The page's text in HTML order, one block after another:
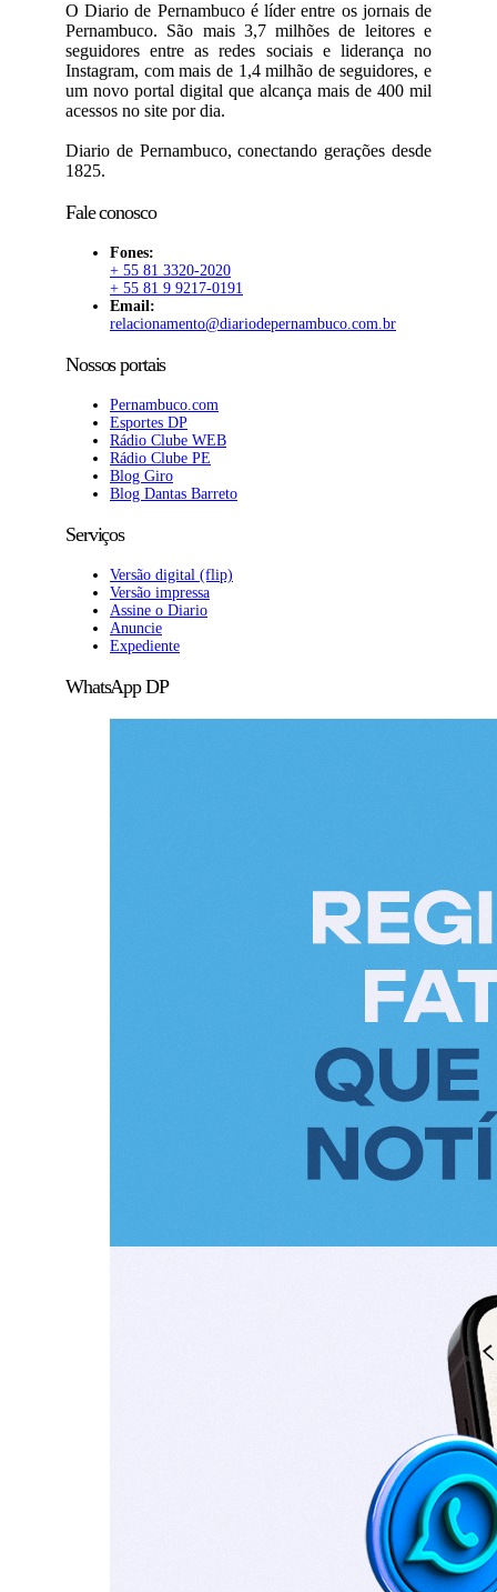
O Diario de Pernambuco é líder entre os jornais de
Pernambuco. São mais 3,7 milhões de leitores e
seguidores entre as redes sociais e liderança no
Instagram, com mais de 1,4 milhão de seguidores, e
um novo portal digital que alcança mais de 400 mil
acessos no site por dia.
Diario de Pernambuco, conectando gerações desde
1825.
Fale conosco
Fones:
+ 55 81 3320-2020
+ 55 81 9 9217-0191
Email:
relacionamento@diariodepernambuco.com.br
Nossos portais
Pernambuco.com
Esportes DP
Rádio Clube WEB
Rádio Clube PE
Blog Giro
Blog Dantas Barreto
Serviços
Versão digital (flip)
Versão impressa
Assine o Diario
Anuncie
Expediente
WhatsApp DP